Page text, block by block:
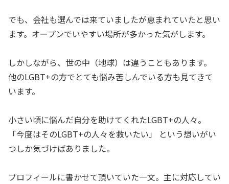
でも、会社も選んでは来ていましたが恵まれていたと思い
ます。オープンでいやすい場所が多かった気がします。
しかしながら、世の中（地球）は違うこともあります。
他のLGBT+の方でとても悩み苦しんでいる方も見てきて
います。
小さい頃に悩んだ自分を助けてくれたLGBT+の人々。
「今度はそのLGBT+の人々を救いたい」 という想いがい
つしか気づけばありました。
プロフィールに書かせて頂いていた一文。主に対応してい